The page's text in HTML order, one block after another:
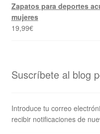
Zapatos para deportes
mujeres
19,99€
Suscríbete al blog
Introduce tu correo
recibir notificaciones de